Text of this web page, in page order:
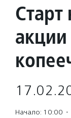
Старт
Начало: 10:00 ·